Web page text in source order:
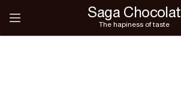
Saga Chocolat
The hapiness of taste